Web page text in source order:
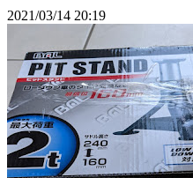
2021/03/14 20:19